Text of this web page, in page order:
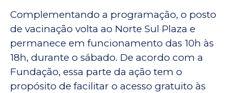
Complementando a programação, o posto
de vacinação volta ao Norte Sul Plaza e
permanece em funcionamento das 10h às
18h, durante o sábado. De acordo com a
Fundação, essa parte da ação tem o
propósito de facilitar o acesso gratuito às